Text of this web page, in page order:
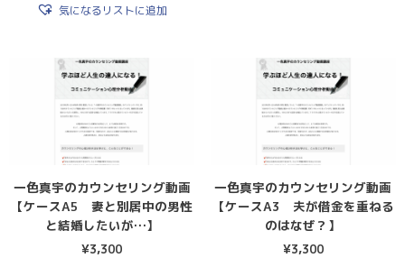
気になるリストに追加
一色真宇のカウンセリング動画
【ケースA5 妻と別居中の男性
と結婚したいが…】
¥3,300
一色真宇のカウンセリング動画
【ケースA3 夫が借金を重ねる
のはなぜ？】
¥3,300